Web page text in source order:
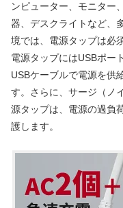
ンピューター、モニター
器、デスクライトなど、
境では、電源タップは必
電源タップにはUSBポー
USBケーブルで電源を供
す。さらに、サージ（ノ
源タップは、電源の過負
護します。